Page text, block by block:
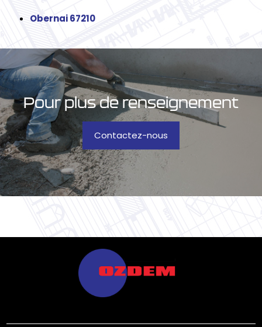
Obernai 67210
Pour plus de renseignement
Contactez-nous